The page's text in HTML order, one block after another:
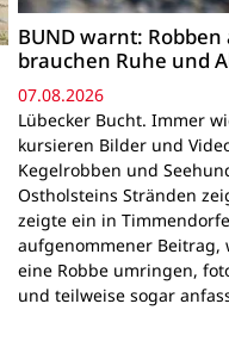
BUND warnt: Robben
brauchen Ruhe und
07.08.2026
Lübecker Bucht. Immer
kursieren Bilder und
Kegelrobben und
Ostholsteins Stränden
zeigte ein in
aufgenommener Beitrag,
eine Robbe umringen,
und teilweise sogar